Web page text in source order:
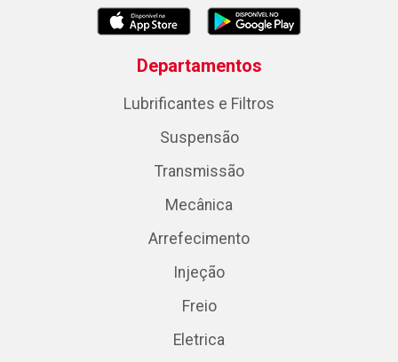
Departamentos
Lubrificantes e Filtros
Suspensão
Transmissão
Mecânica
Arrefecimento
Injeção
Freio
Eletrica